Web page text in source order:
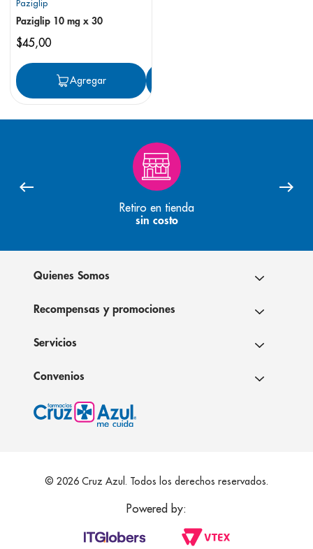
Paziglip
Paziglip 10 mg x 30
$45,00
Agregar
Retiro en tienda
sin costo
Quienes Somos
Recompensas y promociones
Servicios
Convenios
© 2026 Cruz Azul. Todos los derechos reservados.
Powered by: